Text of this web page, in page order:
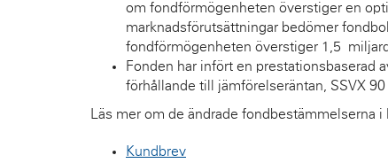
om fondförmögenheten överstiger en
marknadsförutsättningar bedömer
fondförmögenheten överstiger 1,5
Fonden har infört en prestationsbaserad
förhållande till jämförelseräntan, SSVX
Läs mer om de ändrade fondbestämmelserna i
Kundbrev